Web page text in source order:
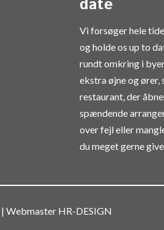
date
Vi forsøger hele
og holde os up to
rundt omkring i
ekstra øjne og ører,
restaurant, der
spændende
over fejl eller
du meget gerne
Webmaster HR-DESIGN